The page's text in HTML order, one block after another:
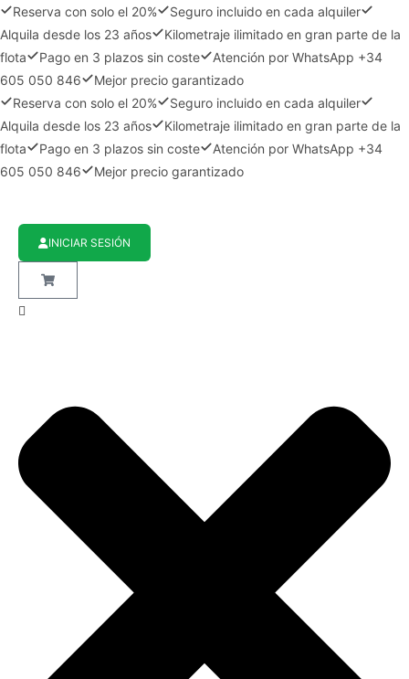
Reserva con solo el 20%
Seguro incluido en cada alquiler
Alquila desde los 23 años
Kilometraje ilimitado en gran parte de la
flota
Pago en 3 plazos sin coste
Atención por WhatsApp +34
605 050 846
Mejor precio garantizado
Reserva con solo el 20%
Seguro incluido en cada alquiler
Alquila desde los 23 años
Kilometraje ilimitado en gran parte de la
flota
Pago en 3 plazos sin coste
Atención por WhatsApp +34
605 050 846
Mejor precio garantizado
INICIAR SESIÓN